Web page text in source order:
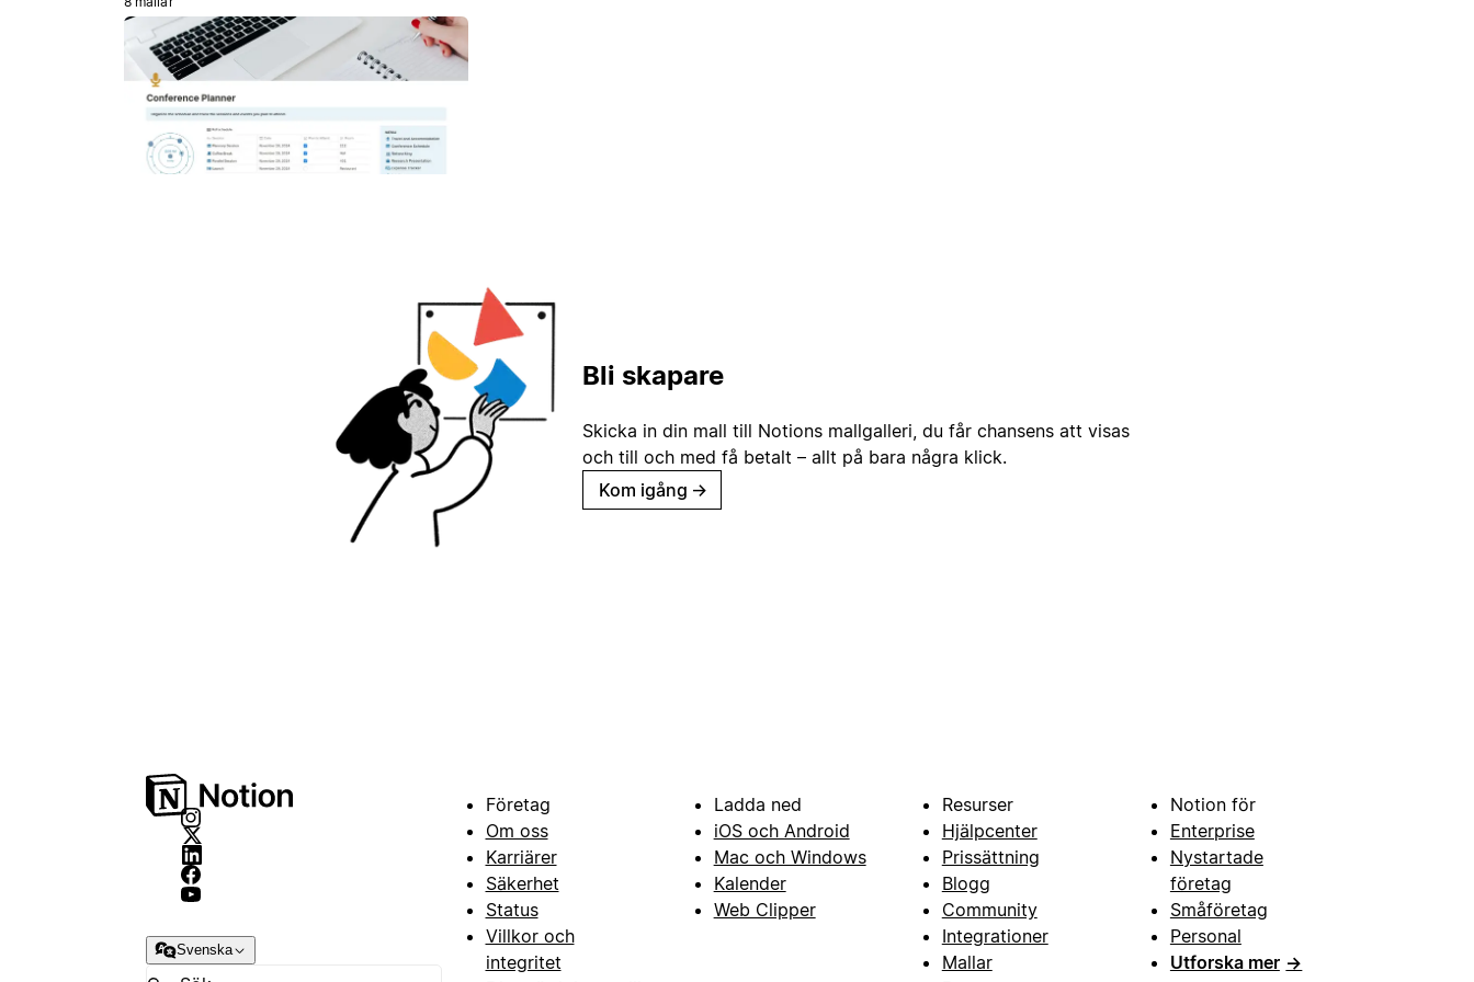
Bli skapare
Skicka in din mall till Notions mallgalleri, du får chansens att visas
och till och med få betalt – allt på bara några klick.
Kom igång →
Svenska
Företag
Om oss
Karriärer
Säkerhet
Status
Villkor och
integritet
Ladda ned
iOS och Android
Mac och Windows
Kalender
Web Clipper
Resurser
Hjälpcenter
Prissättning
Blogg
Community
Integrationer
Mallar
Notion för
Enterprise
Nystartade
företag
Småföretag
Personal
Utforska mer →